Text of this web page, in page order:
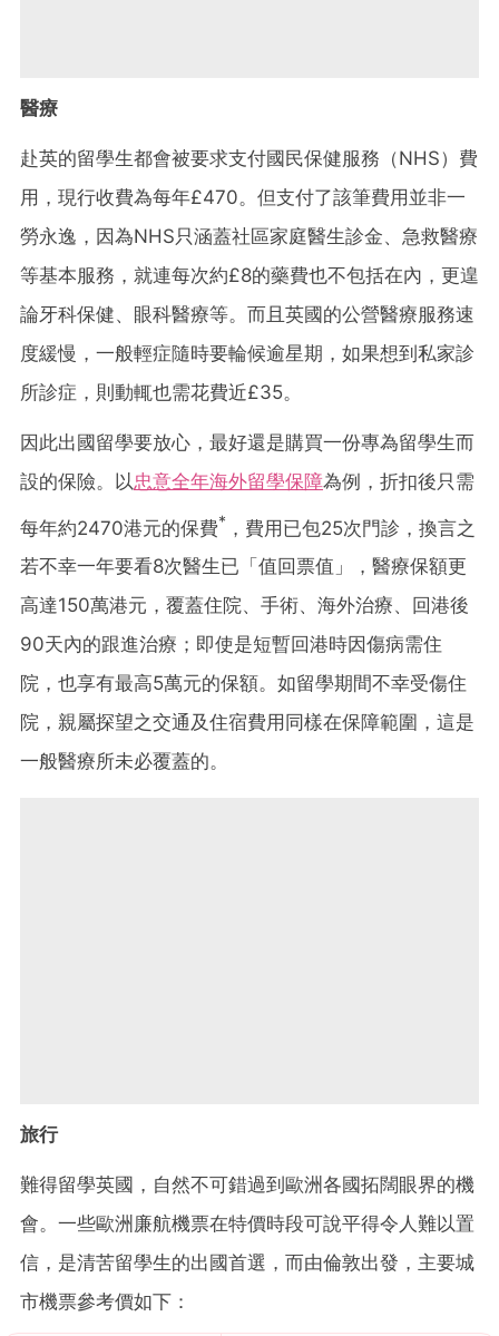
醫療
赴英的留學生都會被要求支付國民保健服務（NHS）費
用，現行收費為每年£470。但支付了該筆費用並非一
勞永逸，因為NHS只涵蓋社區家庭醫生診金、急救醫療
等基本服務，就連每次約£8的藥費也不包括在內，更遑
論牙科保健、眼科醫療等。而且英國的公營醫療服務速
度緩慢，一般輕症隨時要輪候逾星期，如果想到私家診
所診症，則動輒也需花費近£35。
因此出國留學要放心，最好還是購買一份專為留學生而
設的保險。以忠意全年海外留學保障為例，折扣後只需
每年約2470港元的保費* ，費用已包25次門診，換言之
若不幸一年要看8次醫生已「值回票值」，醫療保額更
高達150萬港元，覆蓋住院、手術、海外治療、回港後
90天內的跟進治療；即使是短暫回港時因傷病需住
院，也享有最高5萬元的保額。如留學期間不幸受傷住
院，親屬探望之交通及住宿費用同樣在保障範圍，這是
一般醫療所未必覆蓋的。
旅行
難得留學英國，自然不可錯過到歐洲各國拓闊眼界的機
會。一些歐洲廉航機票在特價時段可說平得令人難以置
信，是清苦留學生的出國首選，而由倫敦出發，主要城
市機票參考價如下：